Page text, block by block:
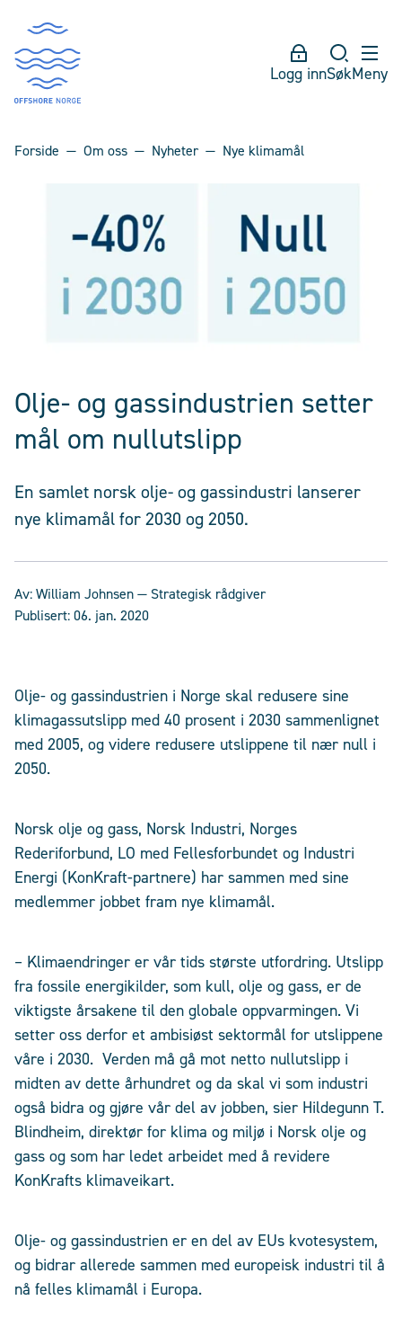
Logg innSøkMeny
Forside Om oss Nyheter Nye klimamål
Olje- og gassindustrien setter
mål om nullutslipp
En samlet norsk olje- og gassindustri lanserer
nye klimamål for 2030 og 2050.
Av:William Johnsen— Strategisk rådgiver
Publisert:06. jan. 2020
Olje- og gassindustrien i Norge skal redusere sine
klimagassutslipp med 40 prosent i 2030 sammenlignet
med 2005, og videre redusere utslippene til nær null i
2050.
Norsk olje og gass, Norsk Industri, Norges
Rederiforbund, LO med Fellesforbundet og Industri
Energi (KonKraft-partnere) har sammen med sine
medlemmer jobbet fram nye klimamål.
– Klimaendringer er vår tids største utfordring. Utslipp
fra fossile energikilder, som kull, olje og gass, er de
viktigste årsakene til den globale oppvarmingen. Vi
setter oss derfor et ambisiøst sektormål for utslippene
våre i 2030. Verden må gå mot netto nullutslipp i
midten av dette århundret og da skal vi som industri
også bidra og gjøre vår del av jobben, sier Hildegunn T.
Blindheim, direktør for klima og miljø i Norsk olje og
gass og som har ledet arbeidet med å revidere
KonKrafts klimaveikart.
Olje- og gassindustrien er en del av EUs kvotesystem,
og bidrar allerede sammen med europeisk industri til å
nå felles klimamål i Europa.